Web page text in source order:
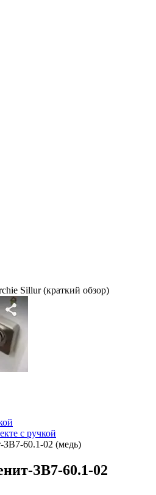
Sillur (краткий обзор)
с ручкой
ЗВ7-60.1-02 (медь)
ЗВ7-60.1-02